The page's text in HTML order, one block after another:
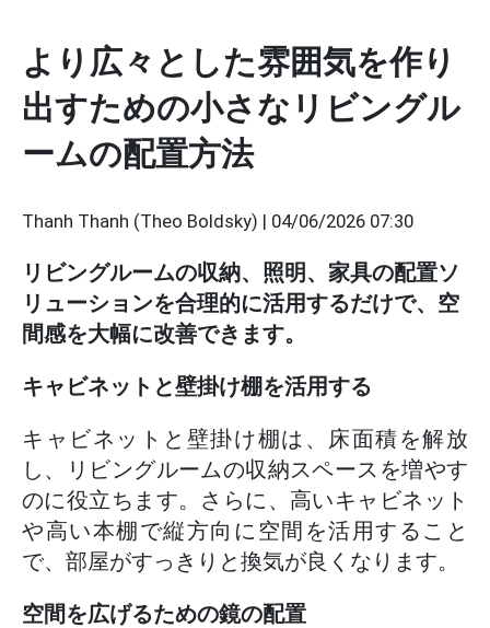
より広々とした雰囲気を作り
出すための小さなリビングル
ームの配置方法
Thanh Thanh (Theo Boldsky) | 04/06/2026 07:30
リビングルームの収納、照明、家具の配置ソ
リューションを合理的に活用するだけで、空
間感を大幅に改善できます。
キャビネットと壁掛け棚を活用する
キャビネットと壁掛け棚は、床面積を解放
し、リビングルームの収納スペースを増やす
のに役立ちます。さらに、高いキャビネット
や高い本棚で縦方向に空間を活用すること
で、部屋がすっきりと換気が良くなります。
空間を広げるための鏡の配置